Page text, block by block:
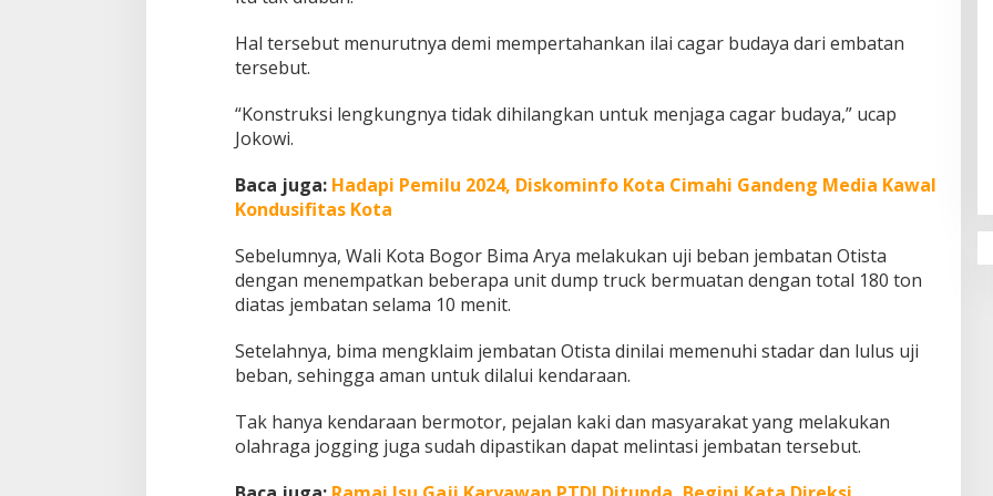
h
a
a
n
L
l
u
s
U
i
B
b
n
Hal tersebut menurutnya demi mempertahankan ilai cagar budaya dari embatan
tersebut.
“Konstruksi lengkungnya tidak dihilangkan untuk menjaga cagar budaya,” ucap
Jokowi.
Baca juga: Hadapi Pemilu 2024, Diskominfo Kota Cimahi Gandeng Media Kawal
Kondusifitas Kota
Sebelumnya, Wali Kota Bogor Bima Arya melakukan uji beban jembatan Otista
dengan menempatkan beberapa unit dump truck bermuatan dengan total 180 ton
diatas jembatan selama 10 menit.
Setelahnya, bima mengklaim jembatan Otista dinilai memenuhi stadar dan lulus uji
beban, sehingga aman untuk dilalui kendaraan.
Tak hanya kendaraan bermotor, pejalan kaki dan masyarakat yang melakukan
olahraga jogging juga sudah dipastikan dapat melintasi jembatan tersebut.
Penguatan Pendidikan Agama dan
Mempelajarinya